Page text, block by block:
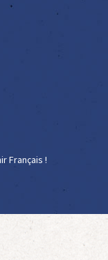
Français !